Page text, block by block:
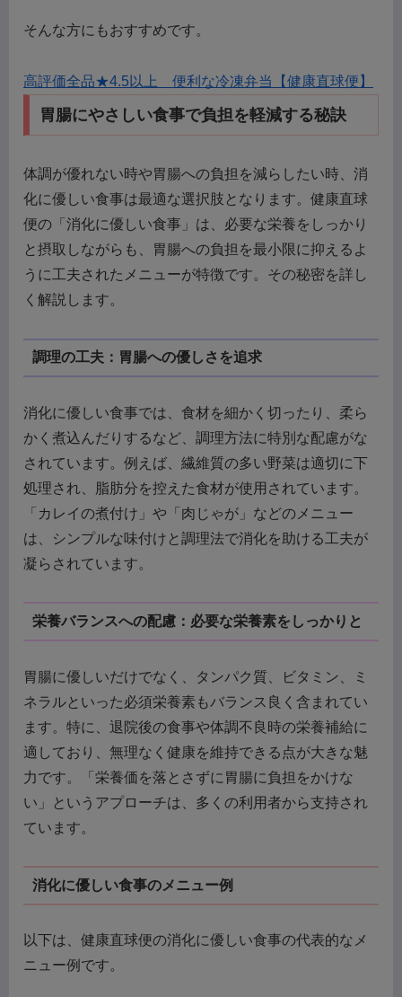
そんな方にもおすすめです。
高評価全品★4.5以上 便利な冷凍弁当【健康直球便】
胃腸にやさしい食事で負担を軽減する秘訣
体調が優れない時や胃腸への負担を減らしたい時、消
化に優しい食事は最適な選択肢となります。健康直球
便の「消化に優しい食事」は、必要な栄養をしっかり
と摂取しながらも、胃腸への負担を最小限に抑えるよ
うに工夫されたメニューが特徴です。その秘密を詳し
く解説します。
調理の工夫：胃腸への優しさを追求
消化に優しい食事では、食材を細かく切ったり、柔ら
かく煮込んだりするなど、調理方法に特別な配慮がな
されています。例えば、繊維質の多い野菜は適切に下
処理され、脂肪分を控えた食材が使用されています。
「カレイの煮付け」や「肉じゃが」などのメニュー
は、シンプルな味付けと調理法で消化を助ける工夫が
凝らされています。
栄養バランスへの配慮：必要な栄養素をしっかりと
胃腸に優しいだけでなく、タンパク質、ビタミン、ミ
ネラルといった必須栄養素もバランス良く含まれてい
ます。特に、退院後の食事や体調不良時の栄養補給に
適しており、無理なく健康を維持できる点が大きな魅
力です。「栄養価を落とさずに胃腸に負担をかけな
い」というアプローチは、多くの利用者から支持され
ています。
消化に優しい食事のメニュー例
以下は、健康直球便の消化に優しい食事の代表的なメ
ニュー例です。